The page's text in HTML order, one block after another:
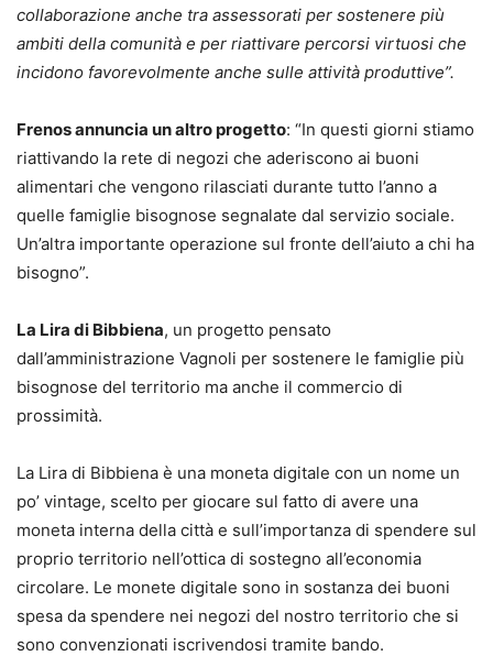
collaborazione anche tra assessorati per sostenere più
ambiti della comunità e per riattivare percorsi virtuosi che
incidono favorevolmente anche sulle attività produttive”.
Frenos annuncia un altro progetto: “In questi giorni stiamo
riattivando la rete di negozi che aderiscono ai buoni
alimentari che vengono rilasciati durante tutto l’anno a
quelle famiglie bisognose segnalate dal servizio sociale.
Un’altra importante operazione sul fronte dell’aiuto a chi ha
bisogno”.
La Lira di Bibbiena, un progetto pensato
dall’amministrazione Vagnoli per sostenere le famiglie più
bisognose del territorio ma anche il commercio di
prossimità.
La Lira di Bibbiena è una moneta digitale con un nome un
po’ vintage, scelto per giocare sul fatto di avere una
moneta interna della città e sull’importanza di spendere sul
proprio territorio nell’ottica di sostegno all’economia
circolare. Le monete digitale sono in sostanza dei buoni
spesa da spendere nei negozi del nostro territorio che si
sono convenzionati iscrivendosi tramite bando.